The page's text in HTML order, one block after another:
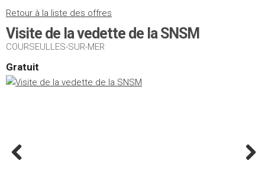
Retour à la liste des offres
Visite de la vedette de la SNSM
COURSEULLES-SUR-MER
Gratuit